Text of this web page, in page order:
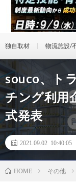
独自取材 物流施設/
souco、ト
チング利用
式発表
2021.09.02 10:40:05
HOME その他